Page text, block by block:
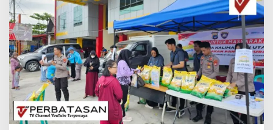
a
d
a
n
B
u
l
o
g
G
e
l